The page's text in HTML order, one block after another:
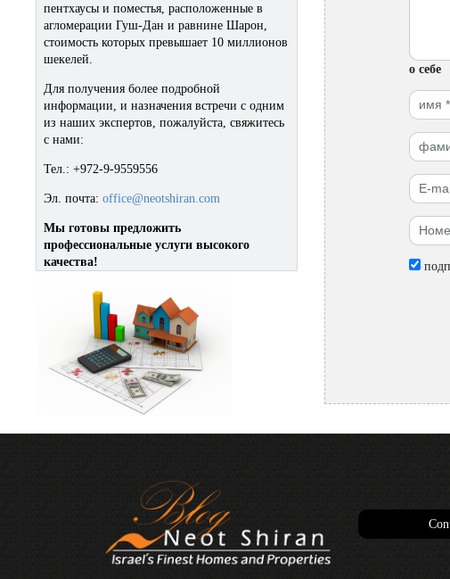
пентхаусы и поместья, расположенные в
агломерации Гуш-Дан и равнине Шарон,
стоимость которых превышает 10 миллионов
шекелей.
Для получения более подробной
информации, и назначения встречи с одним
из наших экспертов, пожалуйста, свяжитесь
с нами:
Тел.: +972-9-9559556
Эл. почта: office@neotshiran.com
Мы готовы предложить
профессиональные услуги высокого
качества!
о себе